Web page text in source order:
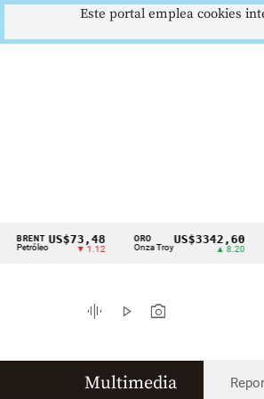
Cintillo
indicadores
económicos
US$73,48
▼ 1.12 Onza Troy
US$3342,60
▲ 8.20
graphic_eq play_arrow photo_camera
Multimedia
Este portal emplea cookies